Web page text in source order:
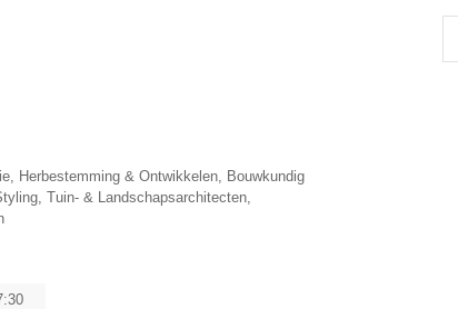
Herbestemming & Ontwikkelen, Bouwkundig
Tuin- & Landschapsarchitecten,